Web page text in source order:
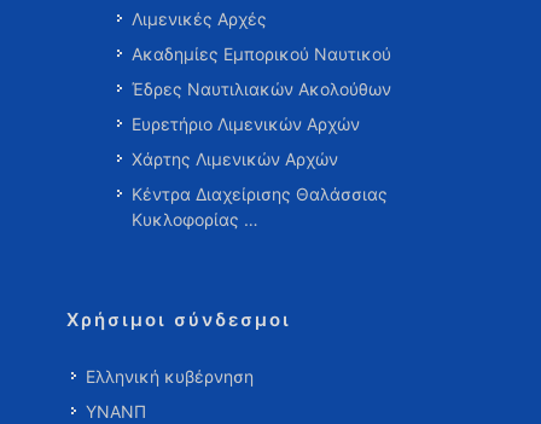
Λιμενικές Αρχές
Ακαδημίες Εμπορικού Ναυτικού
Έδρες Ναυτιλιακών Ακολούθων
Ευρετήριο Λιμενικών Αρχών
Χάρτης Λιμενικών Αρχών
Κέντρα Διαχείρισης Θαλάσσιας
Κυκλοφορίας …
Χρήσιμοι σύνδεσμοι
Ελληνική κυβέρνηση
ΥΝΑΝΠ